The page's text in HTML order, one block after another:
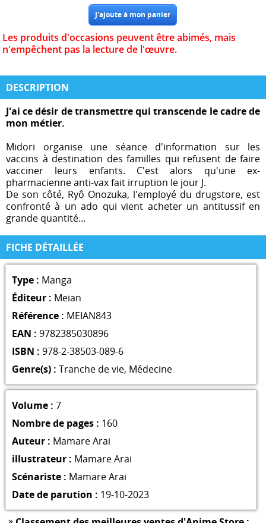
Les produits d'occasions peuvent être abimés, mais
n'empêchent pas la lecture de l'œuvre.
DESCRIPTION
J'ai ce désir de transmettre qui transcende le cadre de
mon métier.
Midori organise une séance d'information sur les
vaccins à destination des familles qui refusent de faire
vacciner leurs enfants. C'est alors qu'une ex-
pharmacienne anti-vax fait irruption le jour J.
De son côté, Ryô Onozuka, l'employé du drugstore, est
confronté à un ado qui vient acheter un antitussif en
grande quantité...
FICHE DÉTAILLÉE
Type : Manga
Éditeur : Meian
Référence : MEIAN843
EAN : 9782385030896
ISBN : 978-2-38503-089-6
Genre(s) : Tranche de vie, Médecine
Volume : 7
Nombre de pages : 160
Auteur : Mamare Arai
illustrateur : Mamare Arai
Scénariste : Mamare Arai
Date de parution : 19-10-2023
»